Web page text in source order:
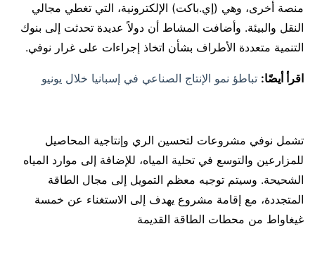
منصة أخرى، وهي (إي.باكت) الإلكترونية، التي تغطي مجالي
النقل والبيئة. وأضافت المشاط أن دولاً عديدة تحدثت إلى بنوك
التنمية متعددة الأطراف بشأن اتخاذ إجراءات على غرار نوفي.
اقرأ أيضًا: تباطؤ نمو الإنتاج الصناعي في إسبانيا خلال يونيو
تشمل نوفي مشروعات لتحسين الري وإنتاجية المحاصيل
للمزارعين والتوسع في تحلية المياه، للإضافة إلى موارد المياه
الشحيحة. وسيتم توجيه معظم التمويل إلى مجال الطاقة
المتجددة، مع إقامة مشروع يهدف إلى الاستغناء عن خمسة
غيغاواط من محطات الطاقة القديمة